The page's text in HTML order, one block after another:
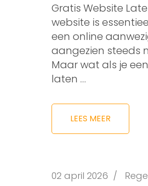
Gratis Website
website is
een online
aangezien steeds
Maar wat als je
laten …
LEES MEER
02 april 2026 /